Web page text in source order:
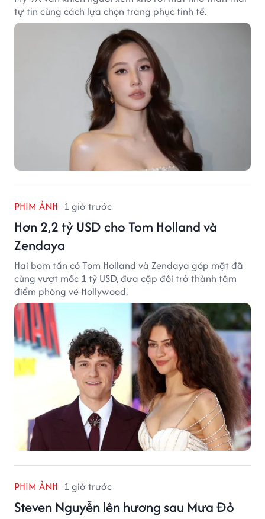
tự tin cùng cách lựa chọn trang phục tinh tế.
PHIM ẢNH 1 giờ trước
Hơn 2,2 tỷ USD cho Tom Holland và
Zendaya
Hai bom tấn có Tom Holland và Zendaya góp mặt đã
cùng vượt mốc 1 tỷ USD, đưa cặp đôi trở thành tâm
điểm phòng vé Hollywood.
PHIM ẢNH 1 giờ trước
Steven Nguyễn lên hương sau Mưa Đỏ